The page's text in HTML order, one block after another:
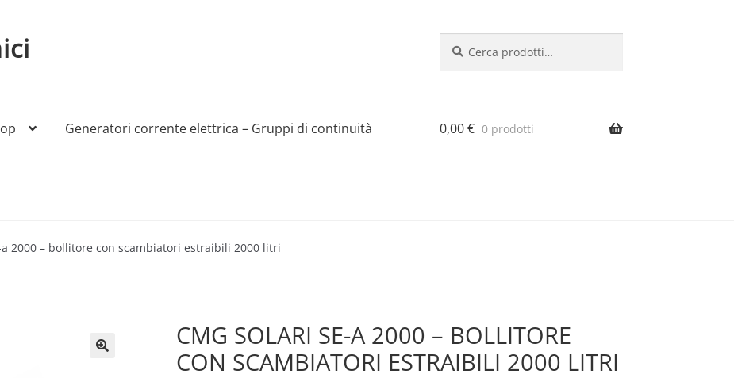
Generatori corrente elettrica – Gruppi di continuità
My account Produttori Sample Page Shop
0,00€ 0 prodotti
2000 – bollitore con scambiatori estraibili 2000 litri
CMG SOLARI SE-A 2000 – BOLLITORE
CON SCAMBIATORI ESTRAIBILI 2000 LITRI